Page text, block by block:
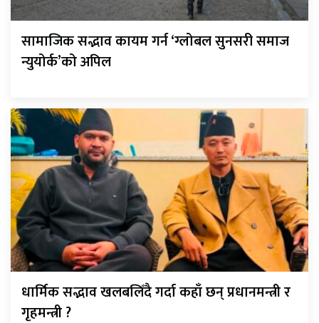
सामाजिक सद्भाव कायम गर्न ‘ग्लोबल सुनसरी समाज
न्युयोर्क’को अपिल
धार्मिक सद्भाव खलबलिँदै गर्दा कहाँ छन् प्रधानमन्त्री र
गृहमन्त्री ?